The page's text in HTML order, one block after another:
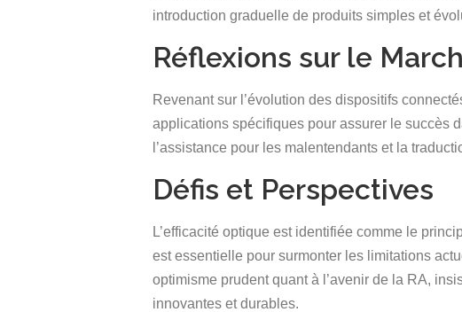
introduction graduelle de produits simples et
Réflexions sur le
Revenant sur l’évolution des dispositifs
applications spécifiques pour assurer le succès
l’assistance pour les malentendants et la
Défis et Perspectives
L’efficacité optique est identifiée comme le
est essentielle pour surmonter les limitations
optimisme prudent quant à l’avenir de la RA,
innovantes et durables.